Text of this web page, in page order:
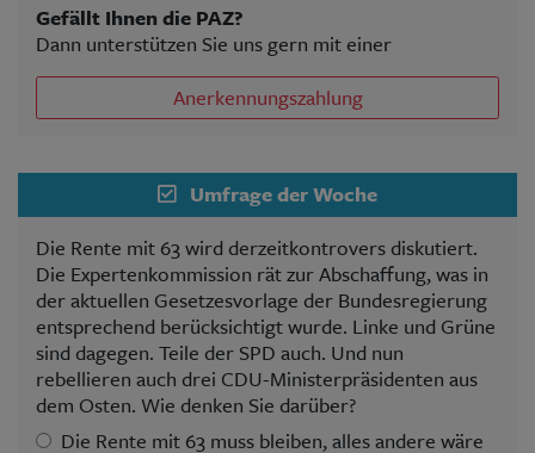
Gefällt Ihnen die PAZ?
Dann unterstützen Sie uns gern mit einer
Anerkennungszahlung
Umfrage der Woche
Die Rente mit 63 wird derzeitkontrovers diskutiert.
Die Expertenkommission rät zur Abschaffung, was in
der aktuellen Gesetzesvorlage der Bundesregierung
entsprechend berücksichtigt wurde. Linke und Grüne
sind dagegen. Teile der SPD auch. Und nun
rebellieren auch drei CDU-Ministerpräsidenten aus
dem Osten. Wie denken Sie darüber?
Die Rente mit 63 muss bleiben, alles andere wäre